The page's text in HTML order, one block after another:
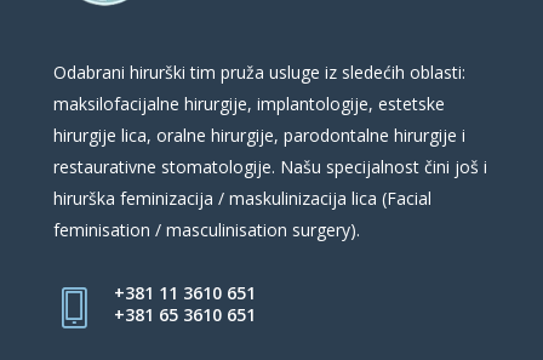
Odabrani hirurški tim pruža usluge iz sledećih oblasti:
maksilofacijalne hirurgije, implantologije, estetske
hirurgije lica, oralne hirurgije, parodontalne hirurgije i
restaurativne stomatologije. Našu specijalnost čini još i
hirurška feminizacija / maskulinizacija lica (Facial
feminisation / masculinisation surgery).
+381 11 3610 651
+381 65 3610 651